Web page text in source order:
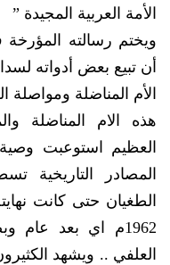
الأمة العربية المجيدة ”
أن تبيع بعض أدواته لسداد دينه
الأم المناضلة ومواصلة
هذه الام المناضلة
العظيم استوعبت
المصادر التاريخية
1962م اي بعد
العلفي .. ويشهد